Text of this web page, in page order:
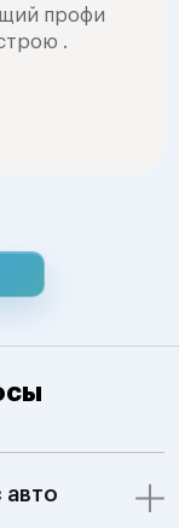
профи
.
авто